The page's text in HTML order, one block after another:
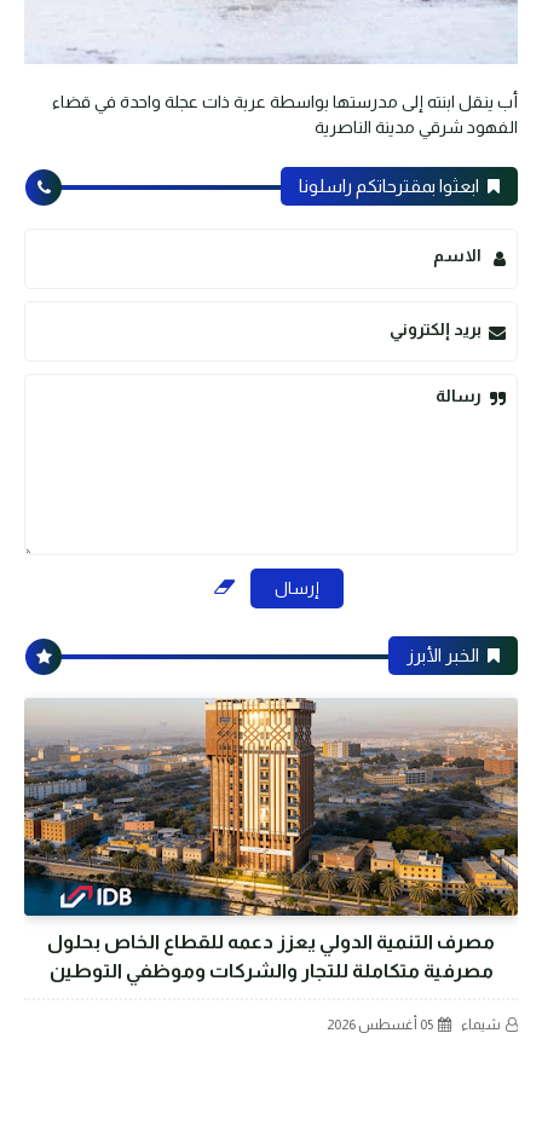
أب ينقل ابنته إلى مدرستها بواسطة عربة ذات عجلة واحدة في قضاء
الفهود شرقي مدينة الناصرية
ابعثوا بمقترحاتكم راسلونا
الاسم
بريد إلكتروني
رسالة
الخبر الأبرز
مصرف التنمية الدولي يعزز دعمه للقطاع الخاص بحلول
مصرفية متكاملة للتجار والشركات وموظفي التوطين
شيماء 05 أغسطس 2026